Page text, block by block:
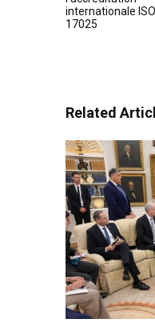
internationale
17025
Related